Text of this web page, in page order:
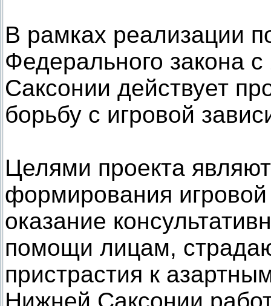
В рамках реализации
Федерального закона
Саксонии действует
борьбу с игровой
Целями проекта
формирования
оказание
помощи лицам,
пристрастия к